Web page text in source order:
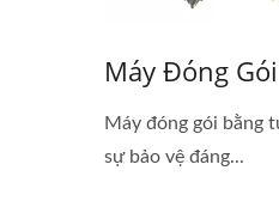
Máy Đóng
Máy đóng gói bằng
sự bảo vệ đáng...